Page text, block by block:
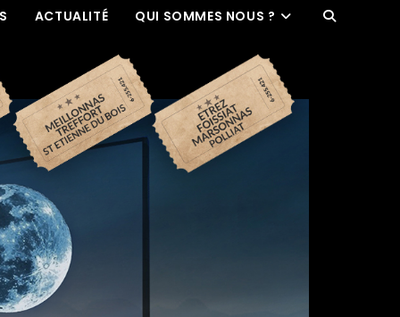
ACTUALITÉ QUI SOMMES NOUS ?